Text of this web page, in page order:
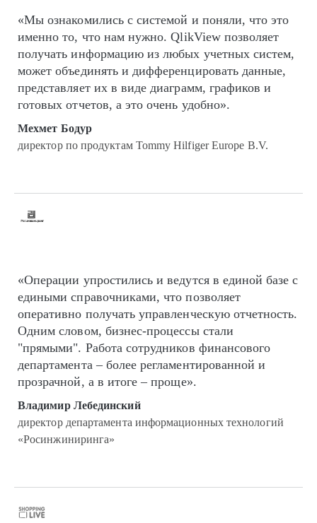
«Мы ознакомились с системой и поняли, что это
именно то, что нам нужно. QlikView позволяет
получать информацию из любых учетных систем,
может объединять и дифференцировать данные,
представляет их в виде диаграмм, графиков и
готовых отчетов, а это очень удобно».
Мехмет Бодур
директор по продуктам Tommy Hilfiger Europe B.V.
«Операции упростились и ведутся в единой базе с
едиными справочниками, что позволяет
оперативно получать управленческую отчетность.
Одним словом, бизнес-процессы стали
"прямыми". Работа сотрудников финансового
департамента – более регламентированной и
прозрачной, а в итоге – проще».
Владимир Лебединский
директор департамента информационных технологий
«Росинжиниринга»